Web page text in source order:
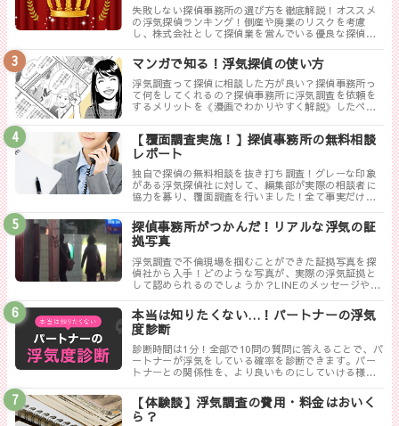
失敗しない探偵事務所の選び方を徹底解説！オススメ
の浮気探偵ランキング！倒産や廃業のリスクを考慮
し、株式会社として探偵業を営んでいる優良な探偵事
らに高い調査力が評判の探偵事務所を厳選しました。
マンガで知る！浮気探偵の使い方
浮気調査って探偵に相談した方が良い？探偵事務所っ
て何をしてくれるの？探偵事務所に浮気調査を依頼を
するメリットを《漫画でわかりやすく解説》したペー
【覆面調査実施！】探偵事務所の無料相談
レポート
独自で探偵の無料相談を抜き打ち調査！グレーな印象
がある浮気探偵社に対して、編集部が実際の相談者に
協力を募り、覆面調査を行いました！全て事実だけ書
探偵事務所がつかんだ！リアルな浮気の証
拠写真
浮気調査で不倫現場を掴むことができた証拠写真を探
偵社から入手！どのような写真が、実際の浮気証拠と
して認められるのでしょうか？LINEのメッセージやり
写真について解説します。
本当は知りたくない…！パートナーの浮気
度診断
診断時間は1分！全部で10問の質問に答えることで、パ
ートナーが浮気をしている確率を診断できます。パー
トナーとの関係性を、より良いものにしていける様に
【体験談】浮気調査の費用・料金はおいく
ら？